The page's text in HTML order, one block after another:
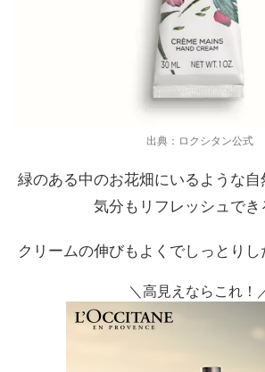
出典：ロクシタン公式
緑のある中のお花畑にいるような
気分もリフレッシュでき
クリームの伸びもよくでしっとりし
＼高見えならこれ！